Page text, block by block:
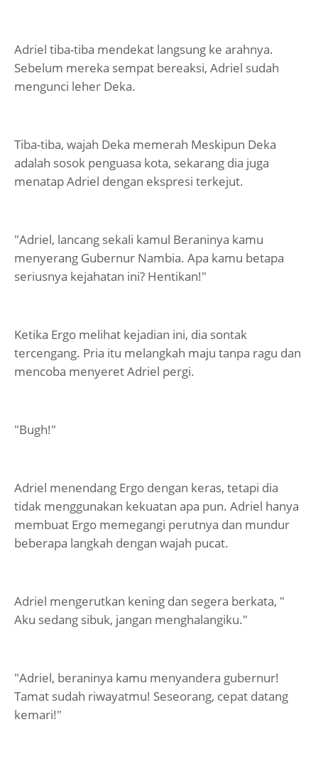
Adriel tiba-tiba mendekat langsung ke arahnya.
Sebelum mereka sempat bereaksi, Adriel sudah
mengunci leher Deka.
Tiba-tiba, wajah Deka memerah Meskipun Deka
adalah sosok penguasa kota, sekarang dia juga
menatap Adriel dengan ekspresi terkejut.
"Adriel, lancang sekali kamul Beraninya kamu
menyerang Gubernur Nambia. Apa kamu betapa
seriusnya kejahatan ini? Hentikan!"
Ketika Ergo melihat kejadian ini, dia sontak
tercengang. Pria itu melangkah maju tanpa ragu dan
mencoba menyeret Adriel pergi.
"Bugh!"
Adriel menendang Ergo dengan keras, tetapi dia
tidak menggunakan kekuatan apa pun. Adriel hanya
membuat Ergo memegangi perutnya dan mundur
beberapa langkah dengan wajah pucat.
Adriel mengerutkan kening dan segera berkata, "
Aku sedang sibuk, jangan menghalangiku."
"Adriel, beraninya kamu menyandera gubernur!
Tamat sudah riwayatmu! Seseorang, cepat datang
kemari!"